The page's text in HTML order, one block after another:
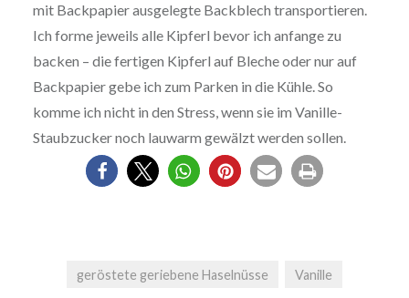
mit Backpapier ausgelegte Backblech transportieren.
Ich forme jeweils alle Kipferl bevor ich anfange zu
backen – die fertigen Kipferl auf Bleche oder nur auf
Backpapier gebe ich zum Parken in die Kühle. So
komme ich nicht in den Stress, wenn sie im Vanille-
Staubzucker noch lauwarm gewälzt werden sollen.
geröstete geriebene Haselnüsse Vanille